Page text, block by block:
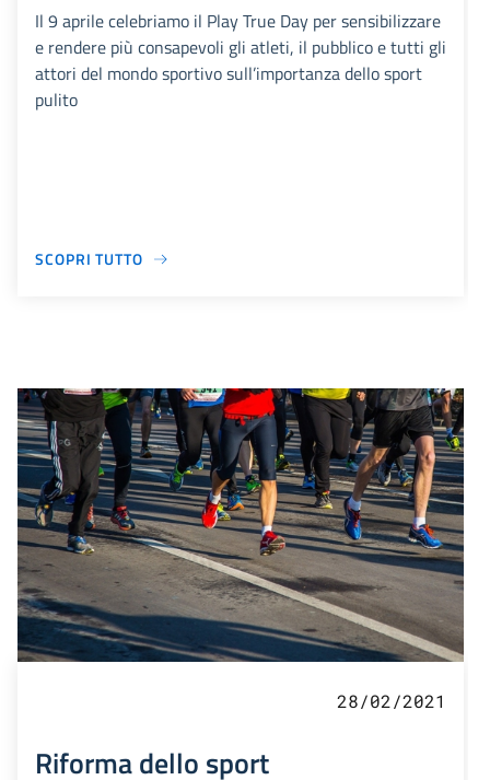
Il 9 aprile celebriamo il Play True Day per sensibilizzare
e rendere più consapevoli gli atleti, il pubblico e tutti gli
attori del mondo sportivo sull’importanza dello sport
pulito
SCOPRI TUTTO
28/02/2021
Riforma dello sport